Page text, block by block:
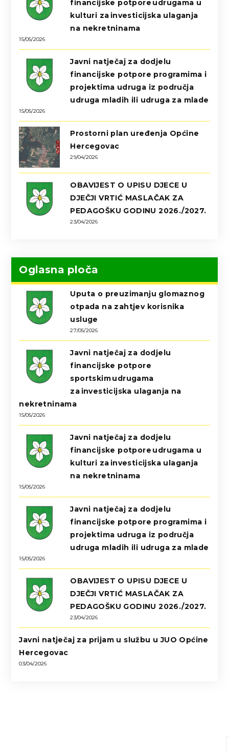
financijske potpore udrugama u
kulturi za investicijska ulaganja
na nekretninama
15/05/2026
Javni natječaj za dodjelu
financijske potpore programima i
projektima udruga iz područja
udruga mladih ili udruga za mlade
15/05/2026
Prostorni plan uređenja Općine
Hercegovac
29/04/2026
OBAVIJEST O UPISU DJECE U
DJEČJI VRTIĆ MASLAČAK ZA
PEDAGOŠKU GODINU 2026./2027.
23/04/2026
Oglasna ploča
Uputa o preuzimanju glomaznog
otpada na zahtjev korisnika
usluge
27/05/2026
Javni natječaj za dodjelu
financijske potpore
sportskim udrugama
za investicijska ulaganja na
nekretninama
15/05/2026
Javni natječaj za dodjelu
financijske potpore udrugama u
kulturi za investicijska ulaganja
na nekretninama
15/05/2026
Javni natječaj za dodjelu
financijske potpore programima i
projektima udruga iz područja
udruga mladih ili udruga za mlade
15/05/2026
OBAVIJEST O UPISU DJECE U
DJEČJI VRTIĆ MASLAČAK ZA
PEDAGOŠKU GODINU 2026./2027.
23/04/2026
Javni natječaj za prijam u službu u JUO Općine
Hercegovac
03/04/2026